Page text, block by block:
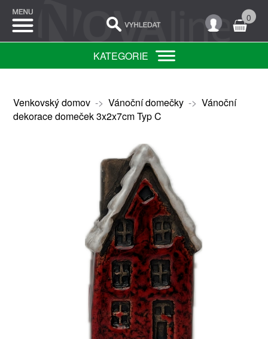
0
KATEGORIE
Venkovský domov-> Vánoční domečky-> Vánoční
dekorace domeček 3x2x7cm Typ C